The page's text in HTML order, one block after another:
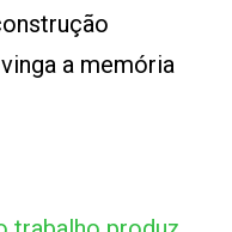
a memória